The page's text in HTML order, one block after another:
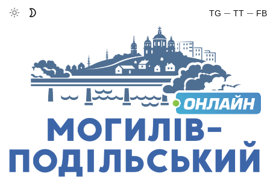
FB
TT
TG